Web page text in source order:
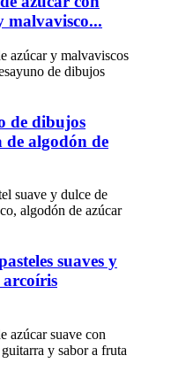
malvavisco...
de dibujos
de algodón de
suaves y
arcoíris